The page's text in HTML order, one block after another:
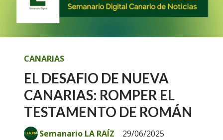
EL DESAFIO DE NUEVA
CANARIAS: ROMPER EL
TESTAMENTO DE ROMÁN
CANARIAS
29/06/2025
Semanario LA RAÍZ